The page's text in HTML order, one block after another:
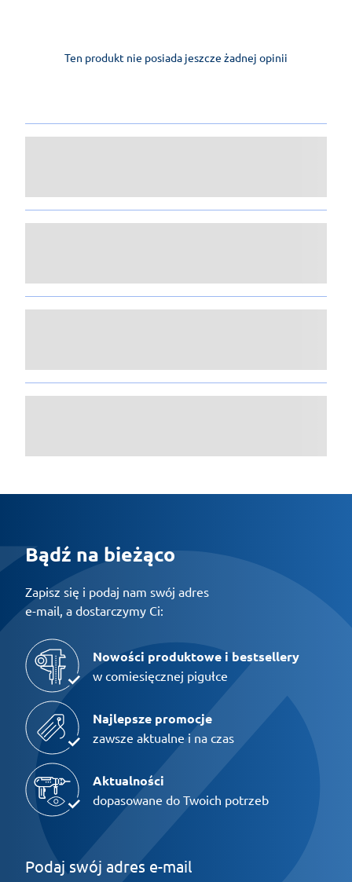
Ten produkt nie posiada jeszcze żadnej opinii
Bądź na bieżąco
Zapisz się i podaj nam swój adres
e-mail, a dostarczymy Ci:
Nowości produktowe i bestsellery
w comiesięcznej pigułce
Najlepsze promocje
zawsze aktualne i na czas
Aktualności
dopasowane do Twoich potrzeb